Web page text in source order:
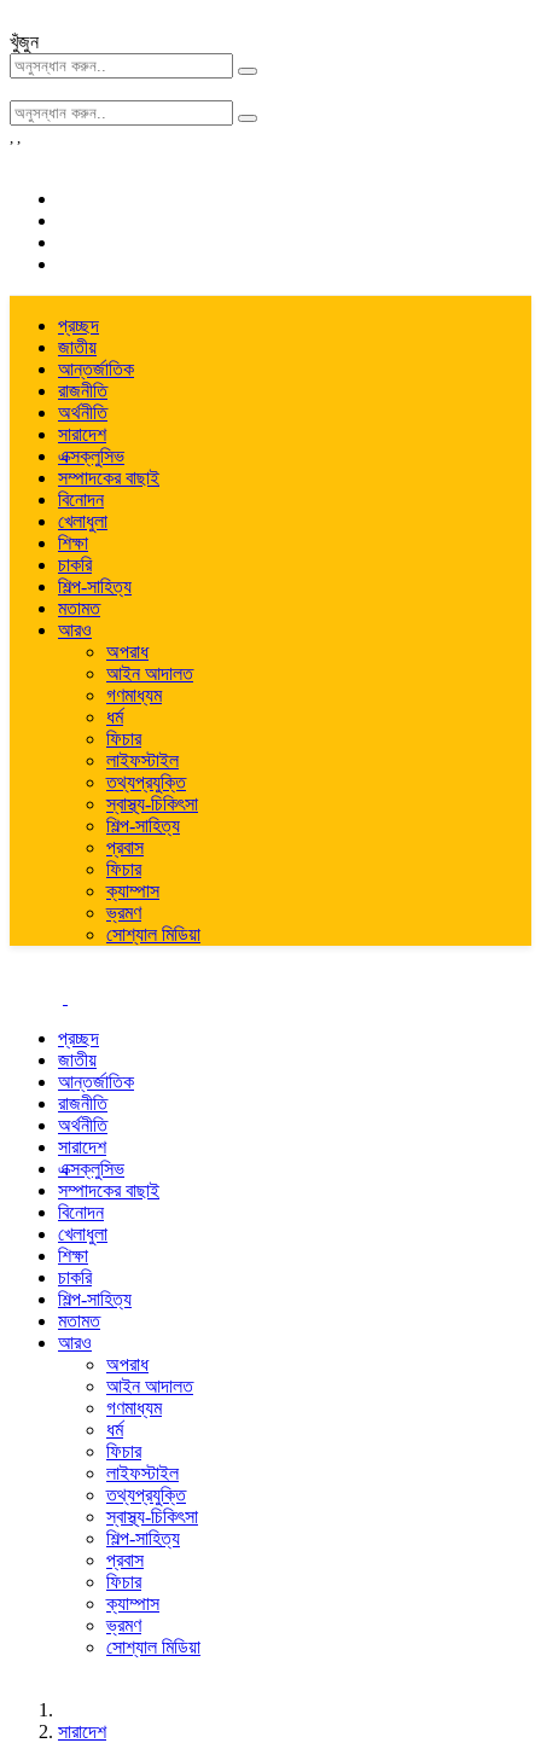
খুঁজুন
, ,
প্রচ্ছদ
জাতীয়
আন্তর্জাতিক
রাজনীতি
অর্থনীতি
সারাদেশ
এক্সক্লুসিভ
সম্পাদকের বাছাই
বিনোদন
খেলাধুলা
শিক্ষা
চাকরি
শিল্প-সাহিত্য
মতামত
আরও
অপরাধ
আইন আদালত
গণমাধ্যম
ধর্ম
ফিচার
লাইফস্টাইল
তথ্যপ্রযুক্তি
স্বাস্থ্য-চিকিৎসা
শিল্প-সাহিত্য
প্রবাস
ফিচার
ক্যাম্পাস
ভ্রমণ
সোশ্যাল মিডিয়া
প্রচ্ছদ
জাতীয়
আন্তর্জাতিক
রাজনীতি
অর্থনীতি
সারাদেশ
এক্সক্লুসিভ
সম্পাদকের বাছাই
বিনোদন
খেলাধুলা
শিক্ষা
চাকরি
শিল্প-সাহিত্য
মতামত
আরও
অপরাধ
আইন আদালত
গণমাধ্যম
ধর্ম
ফিচার
লাইফস্টাইল
তথ্যপ্রযুক্তি
স্বাস্থ্য-চিকিৎসা
শিল্প-সাহিত্য
প্রবাস
ফিচার
ক্যাম্পাস
ভ্রমণ
সোশ্যাল মিডিয়া
সারাদেশ